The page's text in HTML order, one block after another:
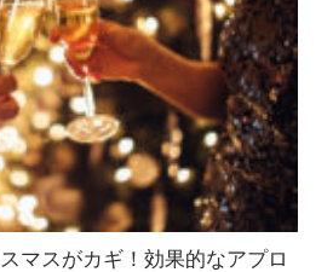
マスがカギ！効果的なアプロ